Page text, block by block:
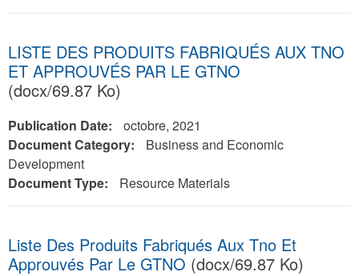
LISTE DES PRODUITS FABRIQUÉS AUX TNO
ET APPROUVÉS PAR LE GTNO
(docx/69.87 Ko)
Publication Date:
octobre, 2021
Document Category:
Business and Economic
Development
Document Type:
Resource Materials
Liste Des Produits Fabriqués Aux Tno Et
Approuvés Par Le GTNO (docx/69.87 Ko)